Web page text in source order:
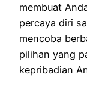
membuat
percaya diri
mencoba
pilihan yang
kepribadian